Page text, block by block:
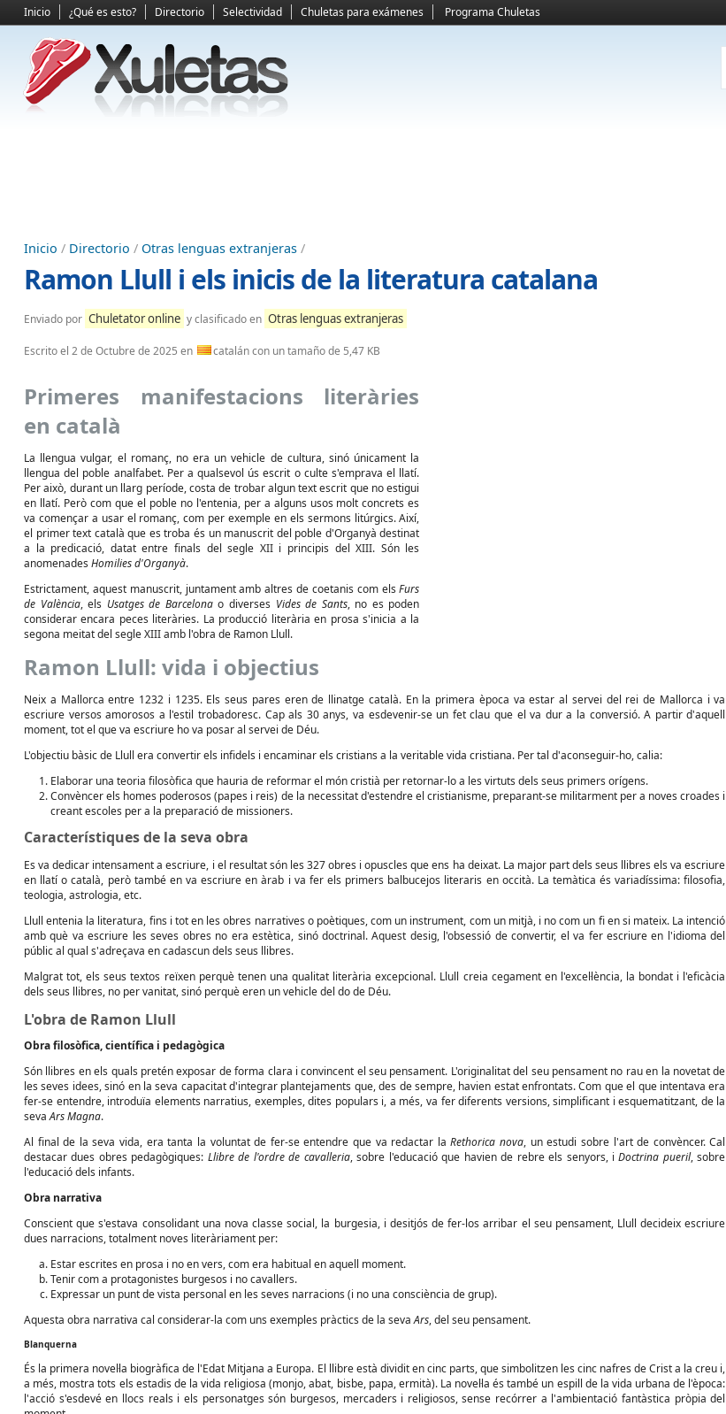
Inicio ¿Qué es esto? Directorio Selectividad Chuletas para exámenes Programa Chuletas
Inicio / Directorio / Otras lenguas extranjeras /
Ramon Llull i els inicis de la literatura catalana
Enviado por Chuletator online y clasificado en Otras lenguas extranjeras
Escrito el 2 de Octubre de 2025 en catalán con un tamaño de 5,47 KB
Primeres manifestacions literàries
en català
La llengua vulgar, el romanç, no era un vehicle de cultura, sinó únicament la
llengua del poble analfabet. Per a qualsevol ús escrit o culte s'emprava el llatí.
Per això, durant un llarg període, costa de trobar algun text escrit que no estigui
en llatí. Però com que el poble no l'entenia, per a alguns usos molt concrets es
va començar a usar el romanç, com per exemple en els sermons litúrgics. Així,
el primer text català que es troba és un manuscrit del poble d'Organyà destinat
a la predicació, datat entre finals del segle XII i principis del XIII. Són les
anomenades Homilies d'Organyà.
Estrictament, aquest manuscrit, juntament amb altres de coetanis com elsFurs
de València, els Usatges de Barcelonao diverses Vides de Sants, no es poden
considerar encara peces literàries. La producció literària en prosa s'inicia a la
segona meitat del segle XIII amb l'obra de Ramon Llull.
Ramon Llull: vida i objectius
Neix a Mallorca entre 1232 i 1235. Els seus pares eren de llinatge català. En la primera època va estar al servei del rei de Mallorca i va
escriure versos amorosos a l'estil trobadoresc. Cap als 30 anys, va esdevenir-se un fet clau que el va dur a la conversió. A partir d'aquell
moment, tot el que va escriure ho va posar al servei de Déu.
L'objectiu bàsic de Llull era convertir els infidels i encaminar els cristians a la veritable vida cristiana. Per tal d'aconseguir-ho, calia:
Elaborar una teoria filosòfica que hauria de reformar el món cristià per retornar-lo a les virtuts dels seus primers orígens.
Convèncer els homes poderosos (papes i reis) de la necessitat d'estendre el cristianisme, preparant-se militarment per a noves croades i
creant escoles per a la preparació de missioners.
Característiques de la seva obra
Es va dedicar intensament a escriure, i el resultat són les 327 obres i opuscles que ens ha deixat. La major part dels seus llibres els va escriure
en llatí o català, però també en va escriure en àrab i va fer els primers balbucejos literaris en occità. La temàtica és variadíssima: filosofia,
teologia, astrologia, etc.
Llull entenia la literatura, fins i tot en les obres narratives o poètiques, com un instrument, com un mitjà, i no com un fi en si mateix. La intenció
amb què va escriure les seves obres no era estètica, sinó doctrinal. Aquest desig, l'obsessió de convertir, el va fer escriure en l'idioma del
públic al qual s'adreçava en cadascun dels seus llibres.
Malgrat tot, els seus textos reïxen perquè tenen una qualitat literària excepcional. Llull creia cegament en l'excel·lència, la bondat i l'eficàcia
dels seus llibres, no per vanitat, sinó perquè eren un vehicle del do de Déu.
L'obra de Ramon Llull
Obra filosòfica, científica i pedagògica
Són llibres en els quals pretén exposar de forma clara i convincent el seu pensament. L'originalitat del seu pensament no rau en la novetat de
les seves idees, sinó en la seva capacitat d'integrar plantejaments que, des de sempre, havien estat enfrontats. Com que el que intentava era
fer-se entendre, introduïa elements narratius, exemples, dites populars i, a més, va fer diferents versions, simplificant i esquematitzant, de la
sevaArs Magna.
Al final de la seva vida, era tanta la voluntat de fer-se entendre que va redactar laRethorica nova, un estudi sobre l'art de convèncer. Cal
destacar dues obres pedagògiques: Llibre de l'ordre de cavalleria, sobre l'educació que havien de rebre els senyors, iDoctrina pueril, sobre
l'educació dels infants.
Obra narrativa
Conscient que s'estava consolidant una nova classe social, la burgesia, i desitjós de fer-los arribar el seu pensament, Llull decideix escriure
dues narracions, totalment noves literàriament per:
Estar escrites en prosa i no en vers, com era habitual en aquell moment.
Tenir com a protagonistes burgesos i no cavallers.
Expressar un punt de vista personal en les seves narracions (i no una consciència de grup).
Aquesta obra narrativa cal considerar-la com uns exemples pràctics de la sevaArs, del seu pensament.
Blanquerna
És la primera novel·la biogràfica de l'Edat Mitjana a Europa. El llibre està dividit en cinc parts, que simbolitzen les cinc nafres de Crist a la creu i,
a més, mostra tots els estadis de la vida religiosa (monjo, abat, bisbe, papa, ermità). La novel·la és també un espill de la vida urbana de l'època:
l'acció s'esdevé en llocs reals i els personatges són burgesos, mercaders i religiosos, sense recórrer a l'ambientació fantàstica pròpia del